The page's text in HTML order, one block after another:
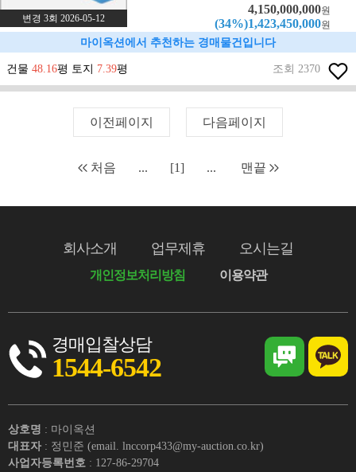
변경 3회 2026-05-12
4,150,000,000원
(34%)1,423,450,000원
마이옥션에서 추천하는 경매물건입니다
건물 48.16평 토지 7.39평 조회 2370
이전페이지 다음페이지
처음 ... [1] ... 맨끝
회사소개 업무제휴 오시는길
개인정보처리방침 이용약관
경매입찰상담
1544-6542
상호명 : 마이옥션
대표자 : 정민준 (email. lnccorp433@my-auction.co.kr)
사업자등록번호 : 127-86-29704